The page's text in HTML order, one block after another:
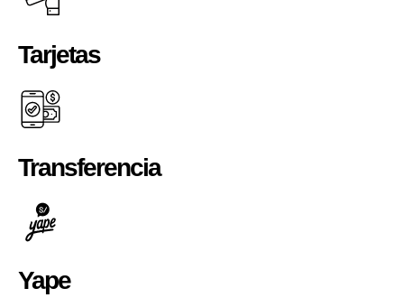
Tarjetas
Transferencia
Yape